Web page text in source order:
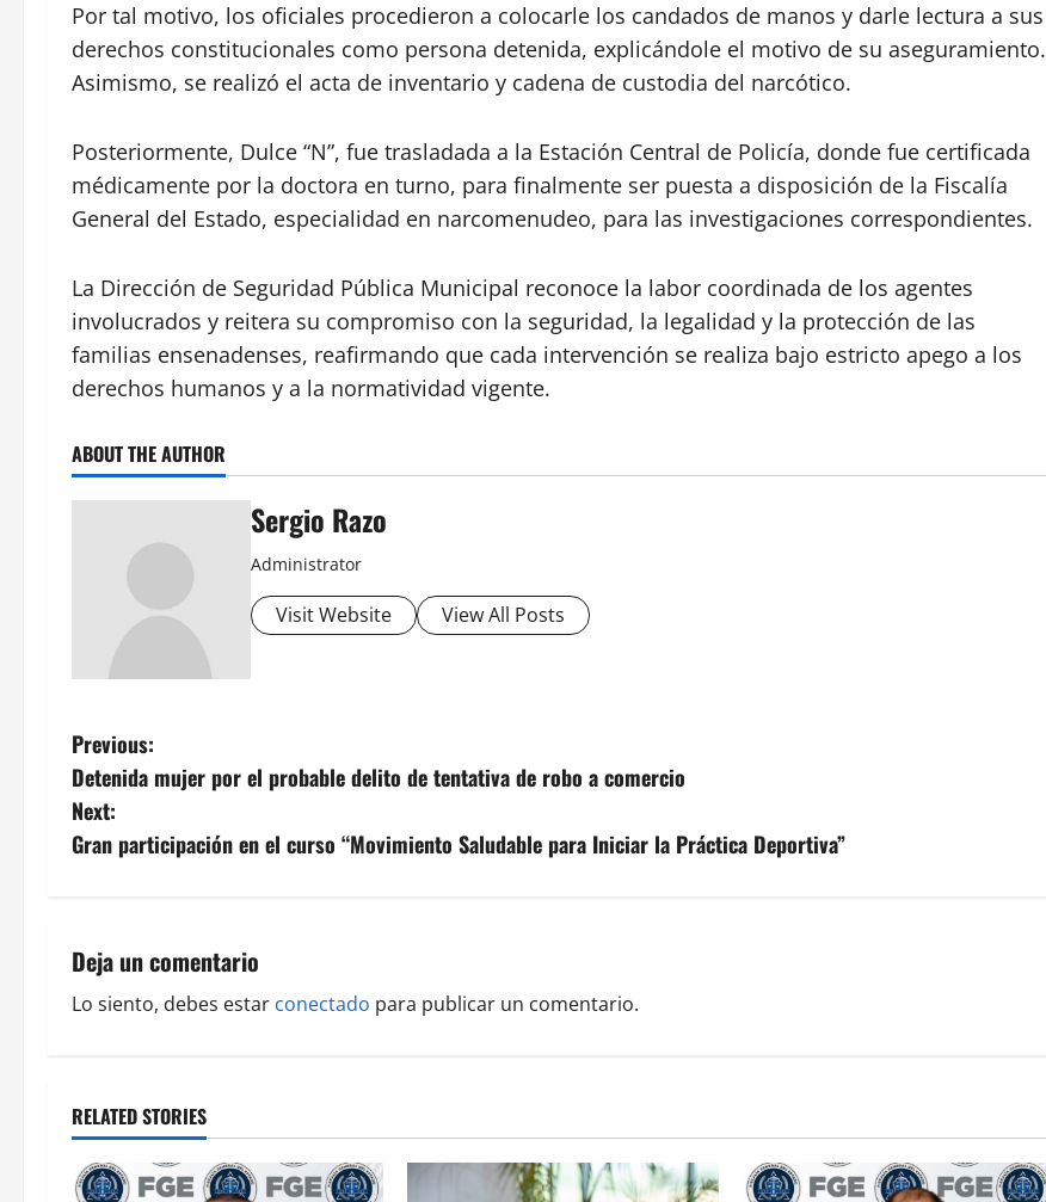
Por tal motivo, los oficiales procedieron a colocarle los candados de manos y darle lectura a sus
derechos constitucionales como persona detenida, explicándole el motivo de su aseguramiento.
Asimismo, se realizó el acta de inventario y cadena de custodia del narcótico.
Posteriormente, Dulce “N”, fue trasladada a la Estación Central de Policía, donde fue certificada
médicamente por la doctora en turno, para finalmente ser puesta a disposición de la Fiscalía
General del Estado, especialidad en narcomenudeo, para las investigaciones correspondientes.
La Dirección de Seguridad Pública Municipal reconoce la labor coordinada de los agentes
involucrados y reitera su compromiso con la seguridad, la legalidad y la protección de las
familias ensenadenses, reafirmando que cada intervención se realiza bajo estricto apego a los
derechos humanos y a la normatividad vigente.
ABOUT THE AUTHOR
Sergio Razo
Administrator
Visit Website View All Posts
P
o
s
n
a
i
g
Previous:
Detenida mujer por el probable delito de tentativa de robo a comercio
Next:
Gran participación en el curso “Movimiento Saludable para Iniciar la Práctica Deportiva”
Deja un comentario
Lo siento, debes estar conectado para publicar un comentario.
RELATED STORIES